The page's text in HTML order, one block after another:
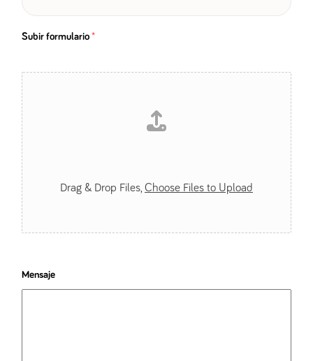
Subir formulario *
Drag & Drop Files, Choose Files to Upload
Mensaje